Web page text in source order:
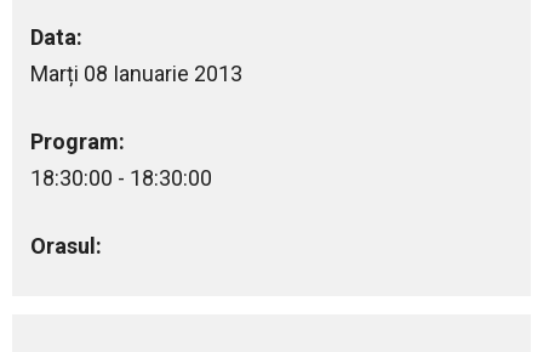
Data:
Marți 08 Ianuarie 2013
Program:
18:30:00 - 18:30:00
Orasul: